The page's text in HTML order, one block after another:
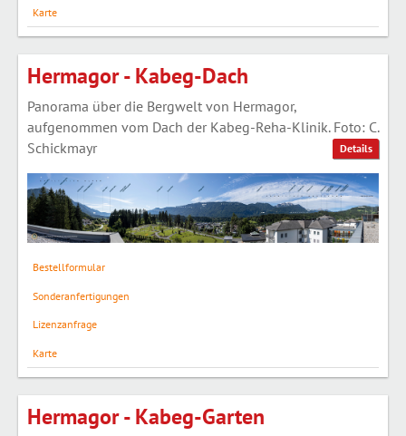
Karte
Details
Hermagor - Kabeg-Dach
Panorama über die Bergwelt von Hermagor,
aufgenommen vom Dach der Kabeg-Reha-Klinik. Foto: C.
Schickmayr
Bestellformular
Sonderanfertigungen
Lizenzanfrage
Karte
Hermagor - Kabeg-Garten